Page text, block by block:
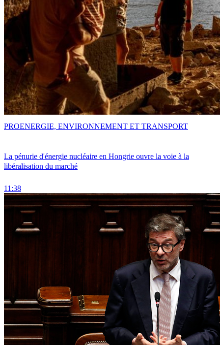
La pénurie d'énergie nucléaire en Hongrie ouvre la voie à la
libéralisation du marché
11:38
PROENERGIE, ENVIRONNEMENT ET TRANSPORT